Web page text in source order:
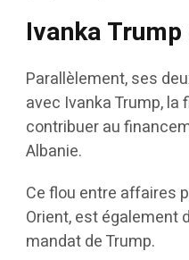
Ivanka
Parallèlement, ses
avec Ivanka Trump, la
contribuer au
Albanie.
Ce flou entre affaires
Orient, est également
mandat de Trump.